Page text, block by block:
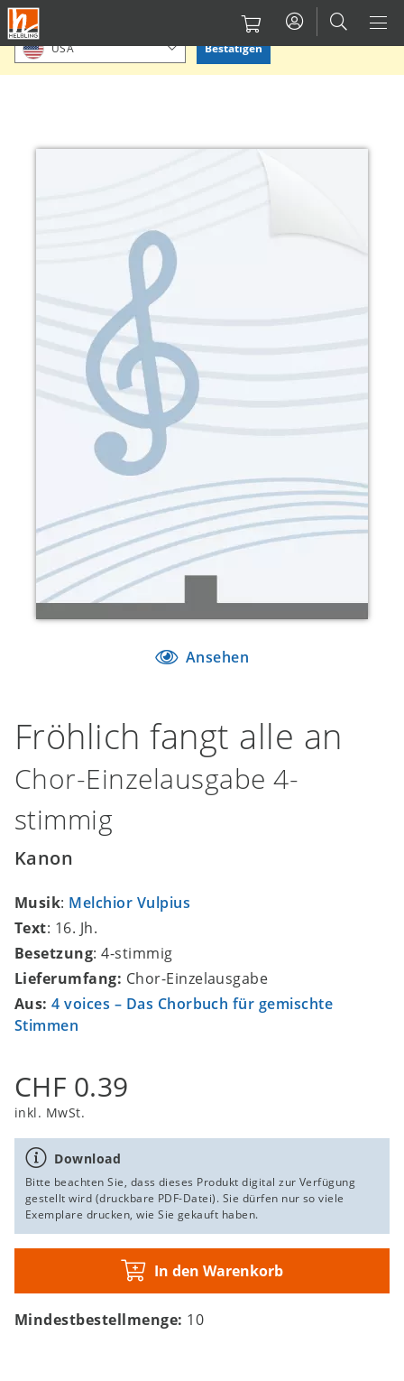
Direkt
zum
Inhalt
Bitte Standort bestätigen oder einen anderen auswählen.
USA Bestätigen
Ansehen
Fröhlich fangt alle an
Chor-Einzelausgabe 4-
stimmig
Kanon
Musik: Melchior Vulpius
Text: 16. Jh.
Besetzung: 4-stimmig
Lieferumfang: Chor-Einzelausgabe
Aus:4 voices – Das Chorbuch für gemischte
Stimmen
CHF 0.39
inkl. MwSt.
Download
Bitte beachten Sie, dass dieses Produkt digital zur Verfügung
gestellt wird (druckbare PDF-Datei). Sie dürfen nur so viele
Exemplare drucken, wie Sie gekauft haben.
In den Warenkorb
Mindestbestellmenge: 10